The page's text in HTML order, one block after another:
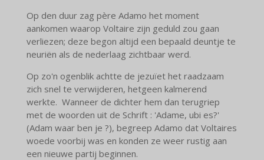
Op den duur zag père Adamo het moment
aankomen waarop Voltaire zijn geduld zou gaan
verliezen; deze begon altijd een bepaald deuntje te
neuriën als de nederlaag zichtbaar werd.
Op zo'n ogenblik achtte de jezuïet het raadzaam
zich snel te verwijderen, hetgeen kalmerend
werkte. Wanneer de dichter hem dan terugriep
met de woorden uit de Schrift : 'Adame, ubi es?'
(Adam waar ben je ?), begreep Adamo dat Voltaires
woede voorbij was en konden ze weer rustig aan
een nieuwe partij beginnen.